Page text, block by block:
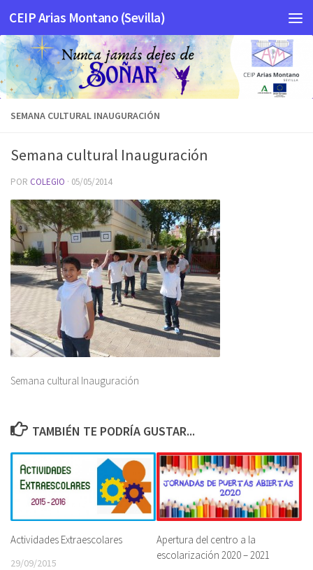
Saltar al contenido
CEIP Arias Montano (Sevilla)
SEMANA CULTURAL INAUGURACIÓN
Semana cultural Inauguración
POR COLEGIO · 05/05/2014
Semana cultural Inauguración
TAMBIÉN TE PODRÍA GUSTAR...
Actividades Extraescolares
29/09/2015
Apertura del centro a la
escolarización 2020 – 2021